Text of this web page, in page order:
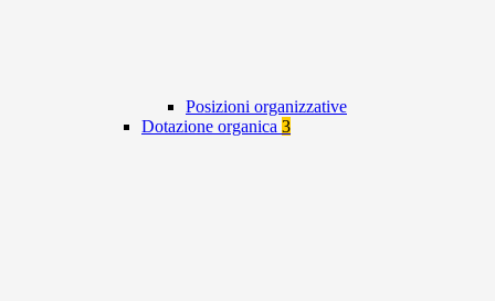
Posizioni organizzative
Dotazione organica 3